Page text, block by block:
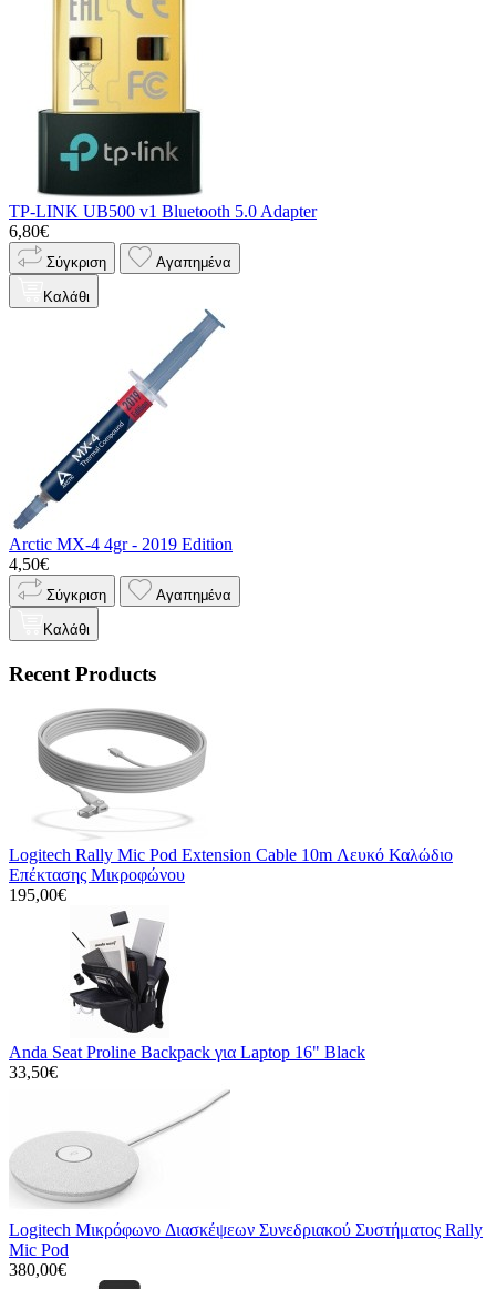
TP-LINK UB500 v1 Bluetooth 5.0 Adapter
6,80€
Σύγκριση Αγαπημένα
Καλάθι
Arctic MX-4 4gr - 2019 Edition
4,50€
Σύγκριση Αγαπημένα
Καλάθι
Recent Products
Logitech Rally Mic Pod Extension Cable 10m Λευκό Καλώδιο
Επέκτασης Μικροφώνου
195,00€
Anda Seat Proline Backpack για Laptop 16" Black
33,50€
Logitech Μικρόφωνo Διασκέψεων Συνεδριακού Συστήματος Rally
Mic Pod
380,00€